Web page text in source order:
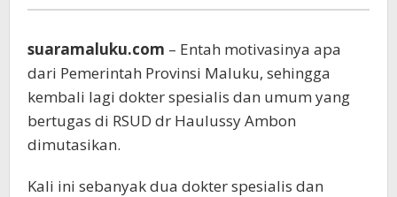
Orang
suaramaluku.com – Entah motivasinya apa
dari Pemerintah Provinsi Maluku, sehingga
kembali lagi dokter spesialis dan umum yang
bertugas di RSUD dr Haulussy Ambon
dimutasikan.
Kali ini sebanyak dua dokter spesialis dan